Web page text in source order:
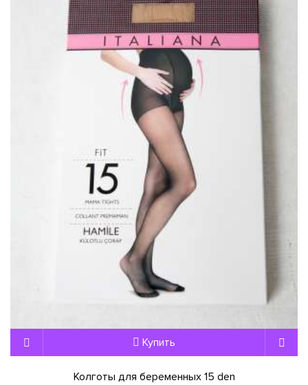
Купить
Колготы для беременных 15 den